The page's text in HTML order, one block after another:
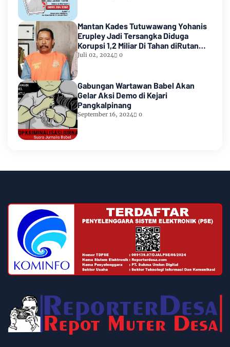
Mantan Kades Tutuwawang Yohanis
Erupley Jadi Tersangka Diduga
Korupsi 1,2 Miliar Di Tahan diRutan
Waiheru
Juli 02, 2024 0
Gabungan Wartawan Babel Akan
Gelar Aksi Demo di Kejari
Pangkalpinang
September 16, 2024 0